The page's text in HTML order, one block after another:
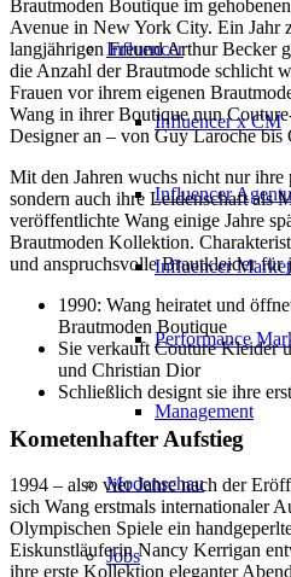
Influencer
Influencer x CM
Influencer
Influencer
Performance
Management
Modenschau
Jobs
Brautmoden Boutique im
Avenue in New York City. Ein Jahr
langjährigen Freund Arthur Becker
die Anzahl der Brautmode schlicht
Frauen vor ihrem eigenen
Wang in ihrer Boutique nun
Designer an – von Guy Laroche bis
Mit den Jahren wuchs nicht nur ihre
sondern auch ihre Leidenschaft als
veröffentlichte Wang einige Jahre
Brautmoden Kollektion.
und anspruchsvolle Brautkleider für
1990: Wang heiratet und
Brautmoden Boutique
Sie verkauft Couture Kleider
und Christian Dior
Schließlich designt sie ihre
Kometenhafter Aufstieg
1994 – also vier Jahre nach der
sich Wang erstmals internationaler
Olympischen Spiele ein
Eiskunstläuferin Nancy Kerrigan
ihre erste Kollektion eleganter